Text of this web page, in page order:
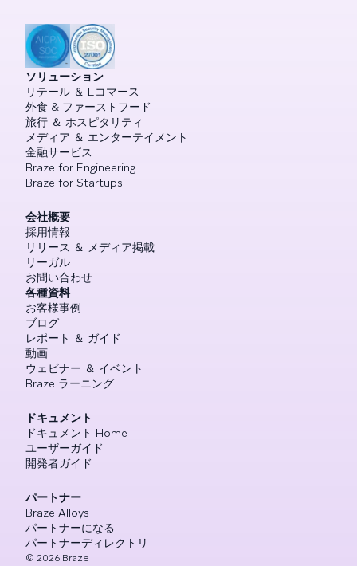
ソリューション
リテール ＆ Eコマース
外食 & ファーストフード
旅行 ＆ ホスピタリティ
メディア ＆ エンターテイメント
金融サービス
Braze for Engineering
Braze for Startups
会社概要
採用情報
リリース ＆ メディア掲載
リーガル
お問い合わせ
各種資料
お客様事例
ブログ
レポート ＆ ガイド
動画
ウェビナー ＆ イベント
Braze ラーニング
ドキュメント
ドキュメント Home
ユーザーガイド
開発者ガイド
パートナー
Braze Alloys
パートナーになる
パートナーディレクトリ
© 2026 Braze